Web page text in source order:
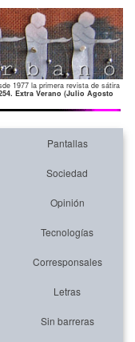
1977 la primera revista de sátira
Extra Verano (Julio Agosto
Pantallas
Sociedad
Opinión
Tecnologías
Corresponsales
Letras
Sin barreras